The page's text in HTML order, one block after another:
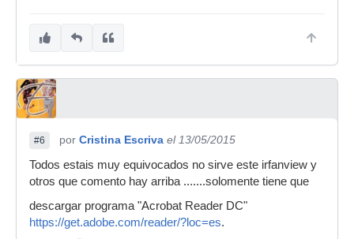
#6 por Cristina Escriva el 13/05/2015
Todos estais muy equivocados no sirve este irfanview y
otros que comento hay arriba .......solomente tiene que
descargar programa "Acrobat Reader DC"
https://get.adobe.com/reader/?loc=es.